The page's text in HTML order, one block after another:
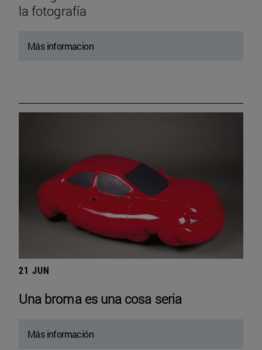
la fotografía
Más informacion
21 JUN
Una broma es una cosa seria
Más información